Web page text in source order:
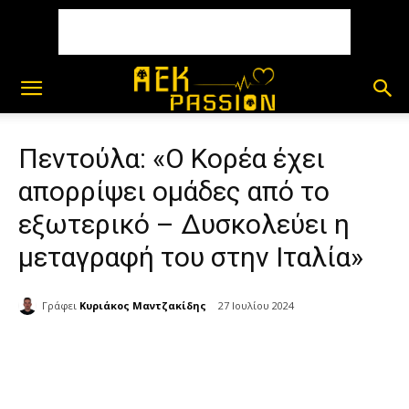
Πεντούλα: «Ο Κορέα έχει
απορρίψει ομάδες από το
εξωτερικό – Δυσκολεύει η
μεταγραφή του στην Ιταλία»
Γράφει Κυριάκος Μαντζακίδης 27 Ιουλίου 2024